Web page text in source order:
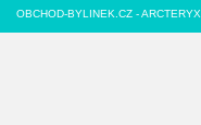
OBCHOD-BYLINEK.CZ - ARCTERYX